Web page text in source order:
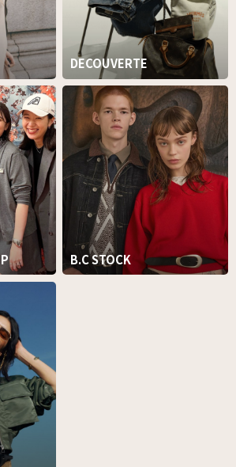
DECOUVERTE
B.C STOCK